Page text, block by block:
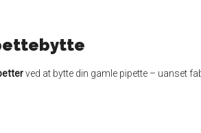
ved at bytte din gamle pipette – uanset